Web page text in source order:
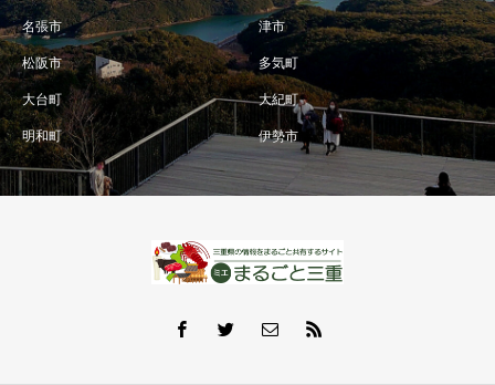
名張市 津市
松阪市 多気町
大台町 大紀町
明和町 伊勢市